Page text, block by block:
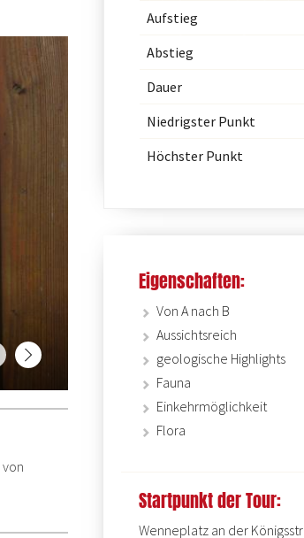
Aufstieg
Abstieg
Dauer
Niedrigster Punkt
Höchster Punkt
Eigenschaften:
Von A nach B
Aussichtsreich
geologische Highlights
Fauna
Einkehrmöglichkeit
Flora
Startpunkt der Tour:
Wenneplatz an der